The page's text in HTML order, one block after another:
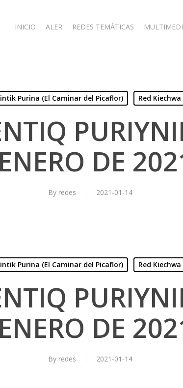
INICIO ALER REDES TEMÁTICAS
Purina (El Caminar del Picaflor) Red
ENERO DE
By redes 2021-01-14
Purina (El Caminar del Picaflor) Red
ENERO DE
By redes 2021-01-14